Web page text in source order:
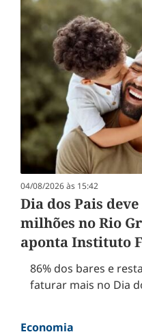
04/08/2026 às 15:42
Dia dos Pais
milhões no Rio
aponta Instituto
86% dos bares e
faturar mais no Dia
Economia